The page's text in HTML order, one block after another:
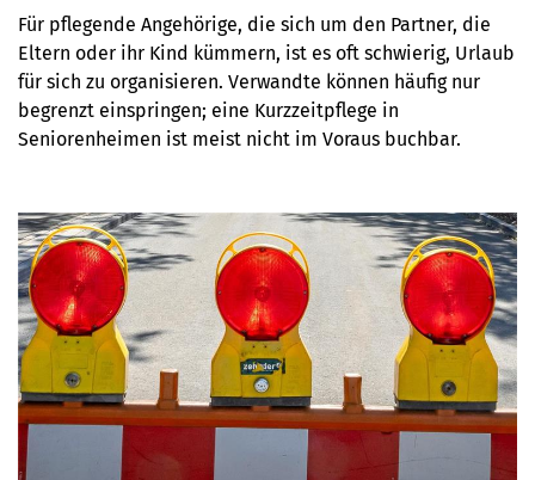
Für pflegende Angehörige, die sich um den Partner, die
Eltern oder ihr Kind kümmern, ist es oft schwierig, Urlaub
für sich zu organisieren. Verwandte können häufig nur
begrenzt einspringen; eine Kurzzeitpflege in
Seniorenheimen ist meist nicht im Voraus buchbar.